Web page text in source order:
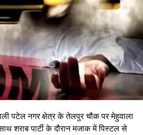
पटेल नगर क्षेत्र के तेलपुर चौक पर मेहुवाला
शराब पार्टी के दौरान मजाक में पिस्टल से